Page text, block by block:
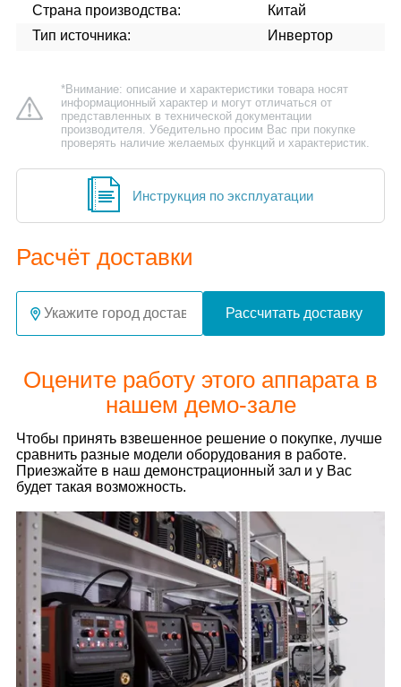
Страна производства:
Китай
Тип источника:
Инвертор
*Внимание: описание и характеристики товара носят
информационный характер и могут отличаться от
представленных в технической документации
производителя. Убедительно просим Вас при покупке
проверять наличие желаемых функций и характеристик.
Инструкция по эксплуатации
Расчёт доставки
Рассчитать доставку
Оцените работу этого аппарата в
нашем демо-зале
Чтобы принять взвешенное решение о покупке, лучше
сравнить разные модели оборудования в работе.
Приезжайте в наш демонстрационный зал и у Вас
будет такая возможность.